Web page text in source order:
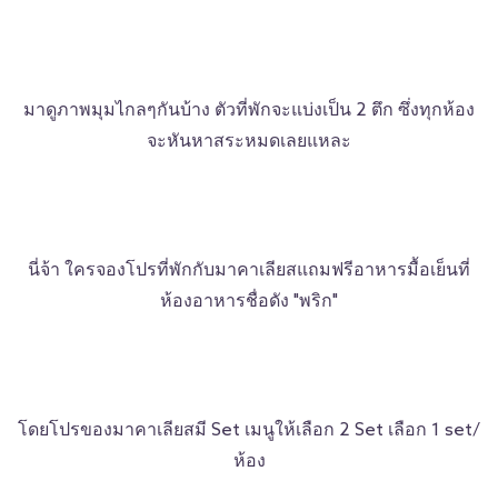
มาดูภาพมุมไกลๆกันบ้าง ตัวที่พักจะแบ่งเป็น 2 ตึก ซึ่งทุกห้อง
จะหันหาสระหมดเลยแหละ
นี่จ้า ใครจองโปรที่พักกับมาคาเลียสแถมฟรีอาหารมื้อเย็นที่
ห้องอาหารชื่อดัง "พริก"
โดยโปรของมาคาเลียสมี Set เมนูให้เลือก 2 Set เลือก 1 set/
ห้อง